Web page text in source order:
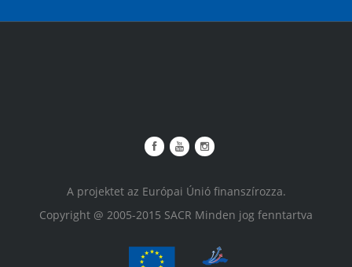
A projektet az Európai Únió finanszírozza.
Copyright @ 2005-2015 SACR Minden jog fenntartva